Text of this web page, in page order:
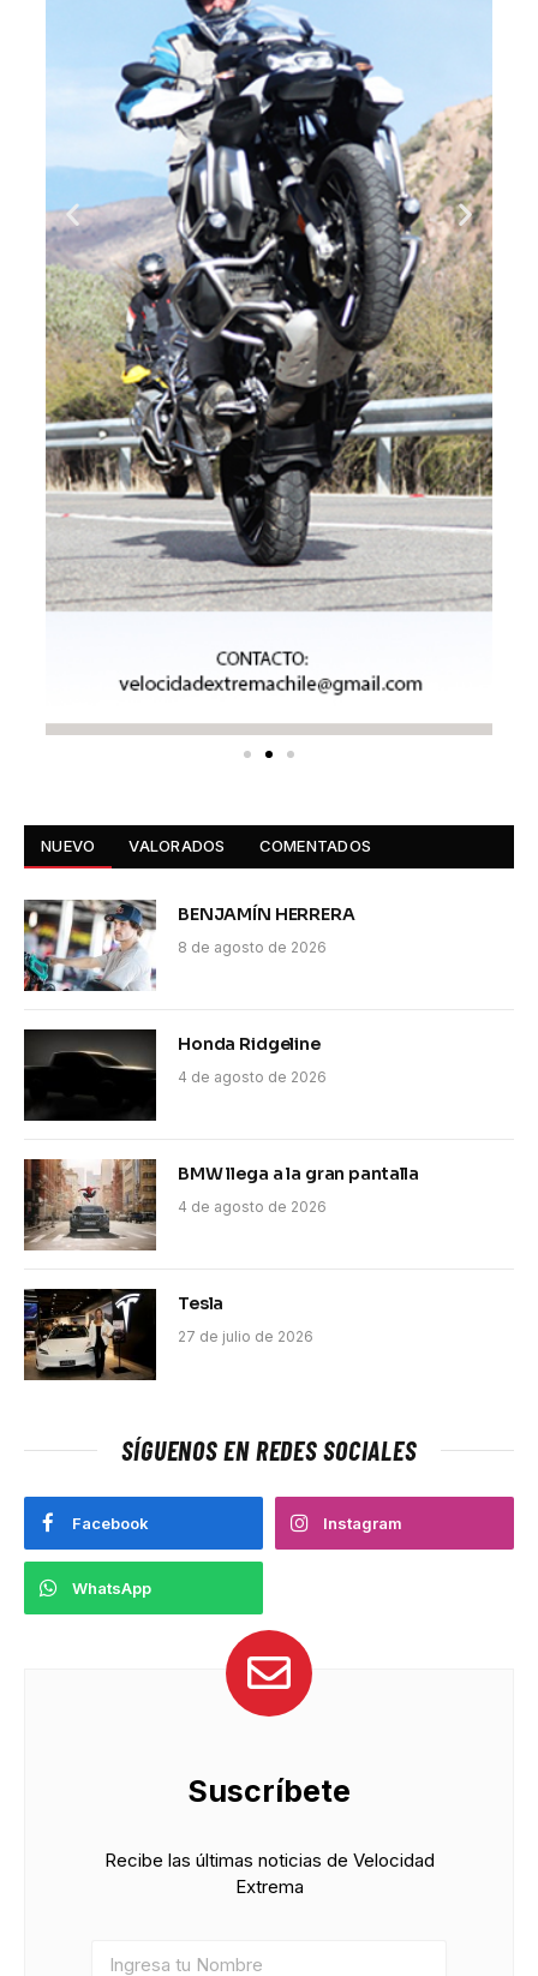
NUEVO VALORADOS COMENTADOS
BENJAMÍN HERRERA
8 de agosto de 2026
Honda Ridgeline
4 de agosto de 2026
BMW llega a la gran pantalla
4 de agosto de 2026
Tesla
27 de julio de 2026
SÍGUENOS EN REDES SOCIALES
Facebook Instagram
WhatsApp
Suscríbete
Recibe las últimas noticias de Velocidad
Extrema